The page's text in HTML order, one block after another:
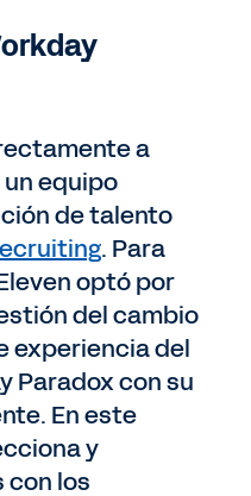
a
un equipo
de talento
. Para
optó por
del cambio
experiencia del
Paradox con su
En este
y
los